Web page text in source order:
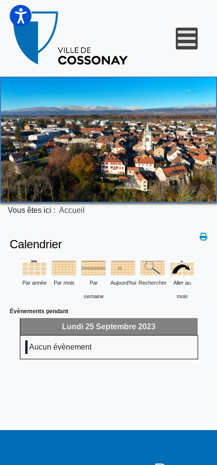
Vous êtes ici : Accueil
Calendrier
Par année Par mois Par
semaine
Aujourd'hui Rechercher Aller au
mois
Évènements pendant
Lundi 25 Septembre 2023
Aucun évènement